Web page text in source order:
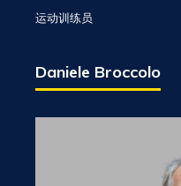
运动训练员
Daniele Broccolo